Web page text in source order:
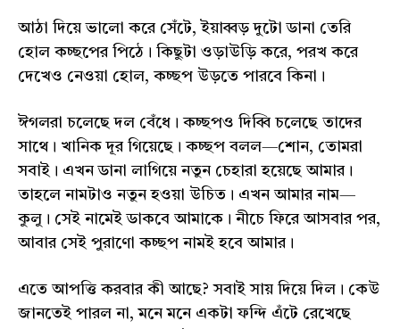
আঠা দিয়ে ভালো করে সেঁটে, ইয়াব্বড় দুটো ডানা তেরি
হোল কচ্ছপের পিঠে। কিছুটা ওড়াউড়ি করে, পরখ করে
দেখেও নেওয়া হোল, কচ্ছপ উড়তে পারবে কিনা।
ঈগলরা চলেছে দল বেঁধে। কচ্ছপও দিব্বি চলেছে তাদের
সাথে। খানিক দূর গিয়েছে। কচ্ছপ বলল—শোন, তোমরা
সবাই। এখন ডানা লাগিয়ে নতুন চেহারা হয়েছে আমার।
তাহলে নামটাও নতুন হওয়া উচিত। এখন আমার নাম—
কুলু। সেই নামেই ডাকবে আমাকে। নীচে ফিরে আসবার পর,
আবার সেই পুরাণো কচ্ছপ নামই হবে আমার।
এতে আপত্তি করবার কী আছে? সবাই সায় দিয়ে দিল। কেউ
জানতেই পারল না, মনে মনে একটা ফন্দি এঁটে রেখেছে